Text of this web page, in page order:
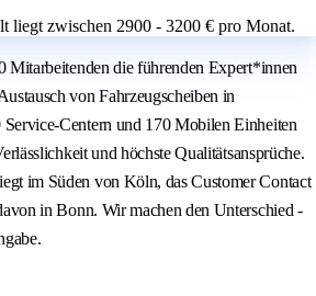
liegt zwischen 2900 - 3200 € pro Monat.
Mitarbeitenden die führenden Expert*innen
von Fahrzeugscheiben in
Centern und 170 Mobilen Einheiten
und höchste Qualitätsansprüche.
im Süden von Köln, das Customer Contact
in Bonn. Wir machen den Unterschied -